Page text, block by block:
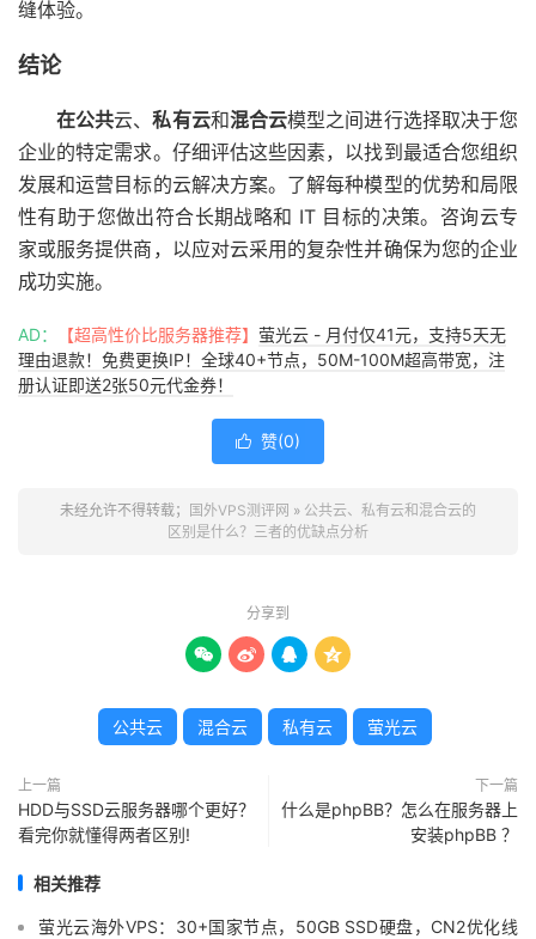
缝体验。
结论
在公共云、私有云和混合云模型之间进行选择取决于您
企业的特定需求。仔细评估这些因素，以找到最适合您组织
发展和运营目标的云解决方案。了解每种模型的优势和局限
性有助于您做出符合长期战略和 IT 目标的决策。咨询云专
家或服务提供商，以应对云采用的复杂性并确保为您的企业
成功实施。
AD： 【超高性价比服务器推荐】 萤光云 - 月付仅41元，支持5天无
理由退款！免费更换IP！全球40+节点，50M-100M超高带宽，注
册认证即送2张50元代金券！
 赞(0)
未经允许不得转载； 国外VPS测评网 » 公共云、私有云和混合云的
区别是什么？三者的优缺点分析
分享到
   
公共云 混合云 私有云 萤光云
上一篇
HDD与SSD云服务器哪个更好？
看完你就懂得两者区别!
下一篇
什么是phpBB？怎么在服务器上
安装phpBB ？
相关推荐
萤光云海外VPS：30+国家节点，50GB SSD硬盘，CN2优化线